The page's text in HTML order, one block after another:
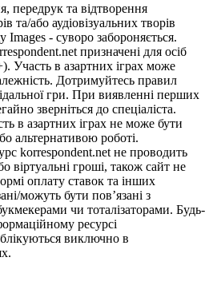
передрук та відтворення
та/або аудіовізуальних творів
Images - суворо забороняється.
призначені для осіб
Участь в азартних іграх може
Дотримуйтесь правил
гри. При виявленні перших
зверніться до спеціаліста.
в азартних іграх не може бути
альтернативою роботі.
korrespondent.net не проводить
віртуальні гроші, також сайт не
оплату ставок та інших
можуть бути пов’язані з
чи тоталізаторами. Будь-
ресурсі
виключно в